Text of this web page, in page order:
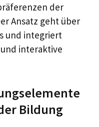
der
Ansatz geht über
und integriert
interaktive
Bildung